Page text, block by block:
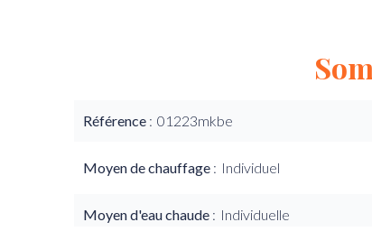
Référence 01223mkbe
Moyen de chauffage Individuel
Moyen d'eau chaude Individuelle